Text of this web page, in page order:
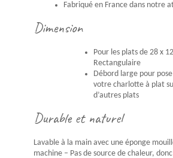
Fabriqué en France dans notre
Dimension
Pour les plats de 28 x
Rectangulaire
Débord large pour
votre charlotte à plat
d’autres plats
Durable et naturel
Lavable à la main avec une éponge
machine – Pas de source de chaleur,